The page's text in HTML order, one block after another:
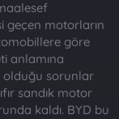
geçen motorların
göre
anlamına
olduğu sorunlar
sandık motor
kaldı. BYD bu